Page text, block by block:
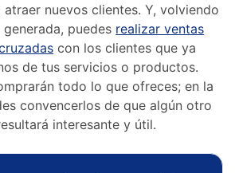
nuevos clientes. Y, volviendo
puedes realizar ventas
con los clientes que ya
de tus servicios o productos.
todo lo que ofreces; en la
convencerlos de que algún otro
interesante y útil.